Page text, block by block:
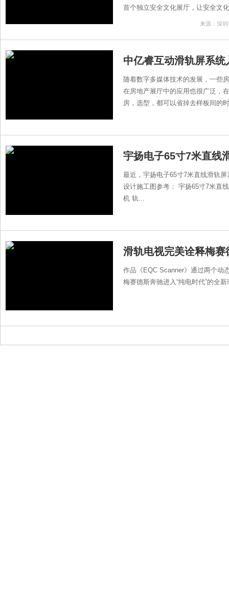
首个独立安全文化展厅，让安全文
来源：深
中亿睿互动滑轨屏系
随着数字多媒体技术的发展，一些
在房地产展厅中的应用也很广泛，
房，选型，都可以省掉去样板间的
最近，宇扬电子65寸7米直线滑轨
设计施工图参考： 宇扬65寸7米直
机 轨...
滑轨电视完美诠释梅
作品《EQC Scanner》通过两个动
梅赛德斯奔驰进入“纯电时代”的全